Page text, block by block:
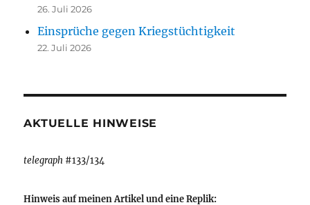
26. Juli 2026
Einsprüche gegen Kriegstüchtigkeit
22. Juli 2026
AKTUELLE HINWEISE
telegraph #133/134
Hinweis auf meinen Artikel und eine Replik: